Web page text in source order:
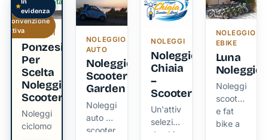
NOLEGGI
Ponzesi
Per
Scelta
Noleggio
Scooter
Noleggio
ciclomotori
Verificata
Convenzione
attiva
evidenza
NOLEGGIO
AUTO
Noleggio
Scooter
Garden
Noleggio
auto e
scooter
NOLEGGI
Noleggio
Chiaia
–
Scooter
Un'attività
selezionata
da chi
NOLEGGIO
EBIKE
Luna
Noleggio
Noleggio
scooter
e fat
bike a